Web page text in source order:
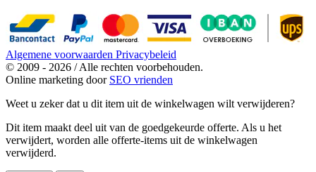
Algemene voorwaarden Privacybeleid
© 2009 - 2026 / Alle rechten voorbehouden.
Online marketing door SEO vrienden
Weet u zeker dat u dit item uit de winkelwagen wilt verwijderen?
Dit item maakt deel uit van de goedgekeurde offerte. Als u het
verwijdert, worden alle offerte-items uit de winkelwagen
verwijderd.